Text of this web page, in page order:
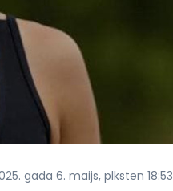
gada 6. maijs, plksten 18:53